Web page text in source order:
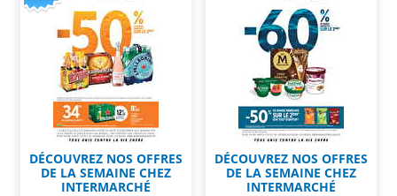
DÉCOUVREZ NOS OFFRES
DE LA SEMAINE CHEZ
INTERMARCHÉ
DÉCOUVREZ NOS OFFRES
DE LA SEMAINE CHEZ
INTERMARCHÉ